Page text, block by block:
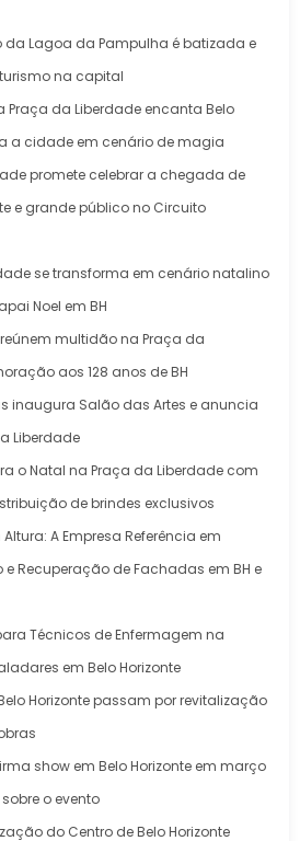
da Lagoa da Pampulha é batizada e
na capital
Praça da Liberdade encanta Belo
a cidade em cenário de magia
promete celebrar a chegada de
e grande público no Circuito
se transforma em cenário natalino
Noel em BH
multidão na Praça da
aos 128 anos de BH
inaugura Salão das Artes e anuncia
Liberdade
o Natal na Praça da Liberdade com
de brindes exclusivos
A Empresa Referência em
e Recuperação de Fachadas em BH e
Técnicos de Enfermagem na
em Belo Horizonte
Horizonte passam por revitalização
show em Belo Horizonte em março
o evento
do Centro de Belo Horizonte